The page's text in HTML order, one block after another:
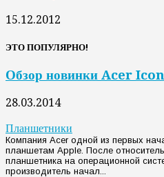
15.12.2012
ЭТО ПОПУЛЯРНО!
Обзор новинки Acer
28.03.2014
Планшетники
Компания Acer одной из первых
планшетам Apple. После
планшетника на операционной
производитель начал...